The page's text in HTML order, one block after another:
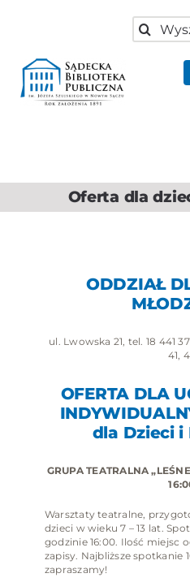
Szukaj
Oferta dla
ODDZIAŁ
ul. Lwowska 21, tel. 18 441
41,
OFERTA DLA
dla Dzieci i
GRUPA TEATRALNA
Warsztaty teatralne,
dzieci w wieku 7 – 13 lat.
godzinie 16:00. Ilość miejsc
zapisy. Najbliższe spotkanie
zapraszamy!